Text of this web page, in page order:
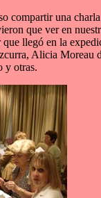
compartir una charla
que ver en
llegó en la
Alicia Moreau
y otras.